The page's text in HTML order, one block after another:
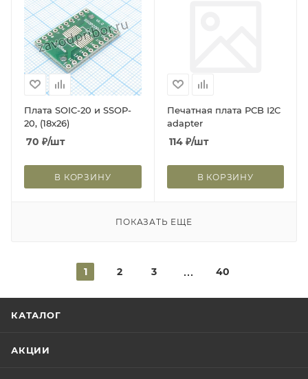
Плата SOIC-20 и SSOP-
20, (18x26)
70 ₽/шт
В КОРЗИНУ
Печатная плата PCB I2C
adapter
114₽/шт
В КОРЗИНУ
ПОКАЗАТЬ ЕЩЕ
1 2 3 40
КАТАЛОГ
АКЦИИ